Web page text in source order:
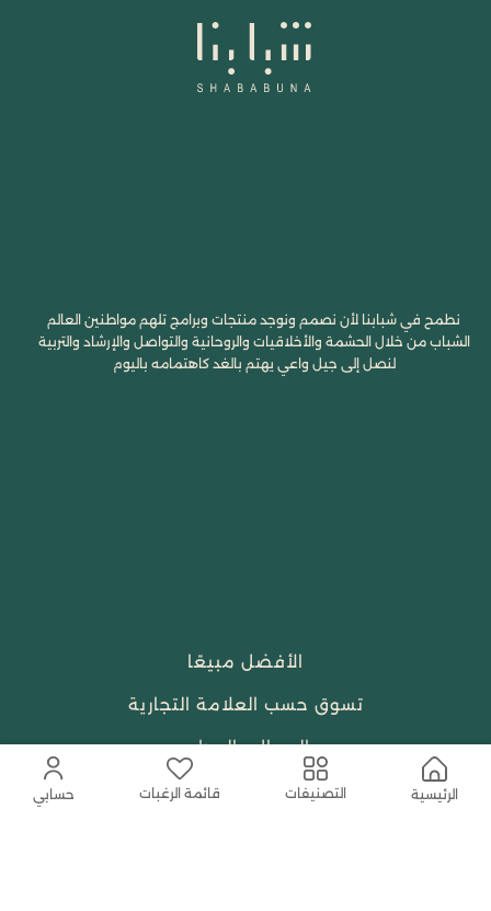
الرئيسية التصنيفات قائمة الرغبات حسابي
نطمح في شبابنا لأن نصمم ونوجد منتجات وبرامج تلهم مواطنين العالم
الشباب من خلال الحشمة والأخلاقيات والروحانية والتواصل والإرشاد والتربية
لنصل إلى جيل واعي يهتم بالغد كاهتمامه باليوم
الأفضل مبيعًا
تسوق حسب العلامة التجارية
الجمال والعطور
احتياجات العبادة